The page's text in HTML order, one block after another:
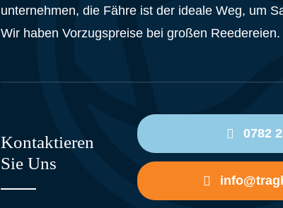
unternehmen, die Fähre ist der ideale Weg, um
Wir haben Vorzugspreise bei großen Reedereien.
Kontaktieren
Sie Uns
0782